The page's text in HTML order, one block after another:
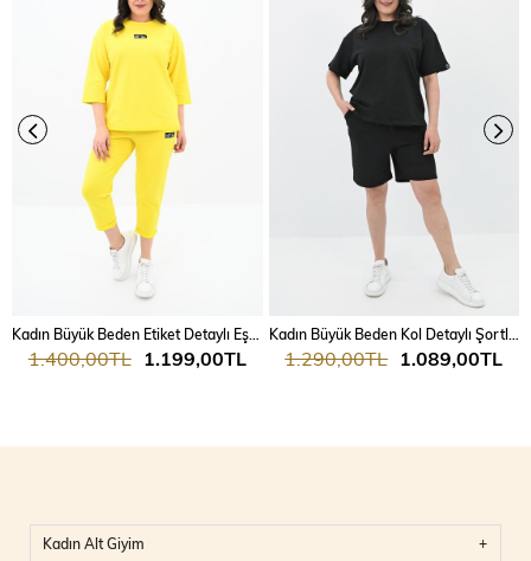
1.199,00TL
1.400,00TL
Kadın Büyük Beden Kol Detaylı Şortlu Takım 8101-24
1.089,00TL
1.290,00TL
Kadın Alt Giyim